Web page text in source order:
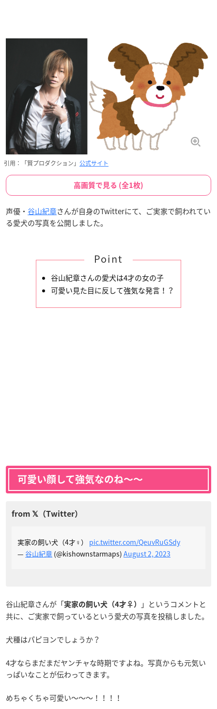
引用：「賢プロダクション」 公式サイト
高画質で見る (全1枚)
声優・ 谷山紀章さんが自身のTwitterにて、ご実家で飼われてい
る愛犬の写真を公開しました。
Point
谷山紀章さんの愛犬は4才の女の子
可愛い見た目に反して強気な発言！？
可愛い顔して強気なのね〜〜
実家の飼い犬（4才♀） pic.twitter.com/QeuvRuGSdy
— 谷山紀章 (@kishownstarmaps) August 2, 2023
谷山紀章さんが「実家の飼い犬（4才♀）
」というコメントと
共に、ご実家で飼っているという愛犬の写真を投稿しました。
犬種はパピヨンでしょうか？
4才ならまだまだヤンチャな時期ですよね。写真からも元気い
っぱいなことが伝わってきます。
めちゃくちゃ可愛い～～～！！！！